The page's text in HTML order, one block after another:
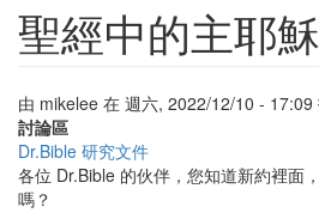
聖經中的主耶
由 mikelee 在 週六, 2022/12/10 - 17:09
討論區
Dr.Bible 研究文件
各位 Dr.Bible 的伙伴，您知道新約裡面
嗎？